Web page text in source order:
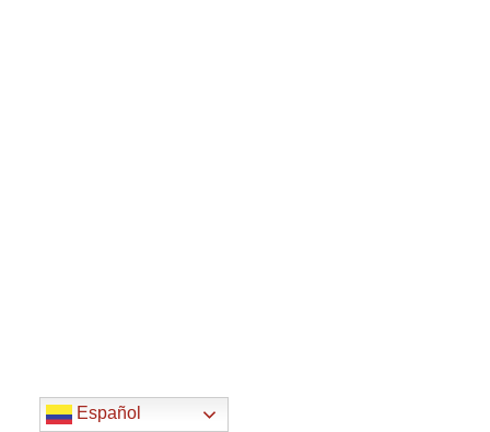
Español